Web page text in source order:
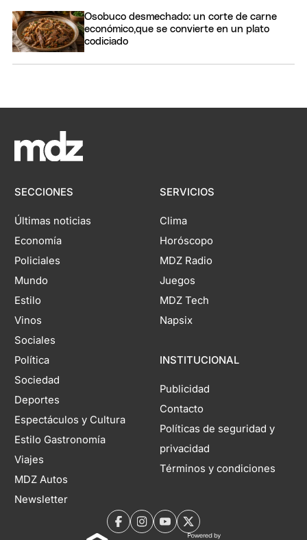
Osobuco desmechado: un corte de carne
económico,que se convierte en un plato
codiciado
SECCIONES
Últimas noticias
Economía
Policiales
Mundo
Estilo
Vinos
Sociales
Política
Sociedad
Deportes
Espectáculos y Cultura
Estilo Gastronomía
Viajes
MDZ Autos
Newsletter
SERVICIOS
Clima
Horóscopo
MDZ Radio
Juegos
MDZ Tech
Napsix
INSTITUCIONAL
Publicidad
Contacto
Políticas de seguridad y
privacidad
Términos y condiciones